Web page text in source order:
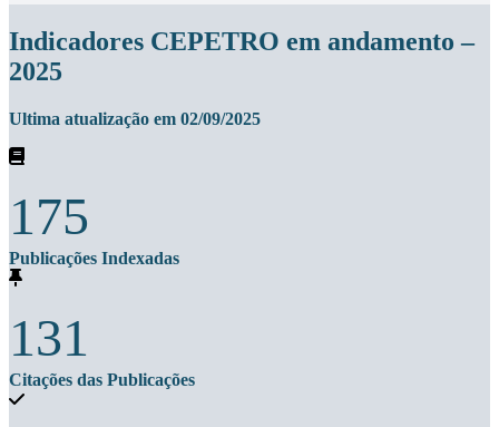
Indicadores CEPETRO em andamento –
2025
Ultima atualização em 02/09/2025
175
Publicações Indexadas
131
Citações das Publicações